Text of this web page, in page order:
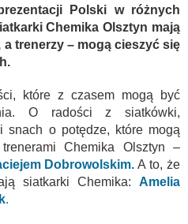
Polski w różnych
Chemika Olsztyn mają
trenerzy – mogą cieszyć się
które z czasem mogą być
O radości z siatkówki,
snach o potędze, które mogą
Chemika Olsztyn –
Dobrowolskim. A to, że
siatkarki Chemika: Amelia
.